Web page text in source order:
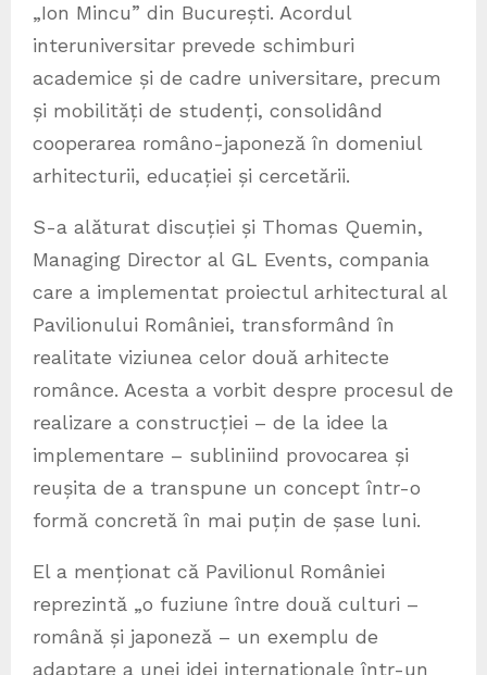
„Ion Mincu” din București. Acordul
interuniversitar prevede schimburi
academice și de cadre universitare, precum
și mobilități de studenți, consolidând
cooperarea româno-japoneză în domeniul
arhitecturii, educației și cercetării.
S-a alăturat discuției și Thomas Quemin,
Managing Director al GL Events, compania
care a implementat proiectul arhitectural al
Pavilionului României, transformând în
realitate viziunea celor două arhitecte
românce. Acesta a vorbit despre procesul de
realizare a construcției – de la idee la
implementare – subliniind provocarea și
reușita de a transpune un concept într-o
formă concretă în mai puțin de șase luni.
El a menționat că Pavilionul României
reprezintă „o fuziune între două culturi –
română și japoneză – un exemplu de
adaptare a unei idei internaționale într-un